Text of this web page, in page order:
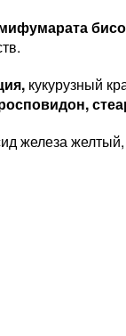
кукурузный
железа желтый,